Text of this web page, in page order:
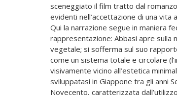
sceneggiato il film tratto dal
evidenti nell’accettazione di una vita
Qui la narrazione segue in maniera
rappresentazione: Abbasi apre sulla
vegetale; si sofferma sul suo
come un sistema totale e circolare
visivamente vicino all’estetica
sviluppatasi in Giappone tra gli anni
Novecento, caratterizzata